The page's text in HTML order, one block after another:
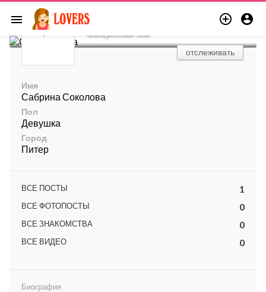
menu  
отслеживать
Имя
Сабрина Соколова
Пол
Девушка
Город
Питер
ВСЕ ПОСТЫ 1
ВСЕ ФОТОПОСТЫ 0
ВСЕ ЗНАКОМСТВА 0
ВСЕ ВИДЕО 0
Биография